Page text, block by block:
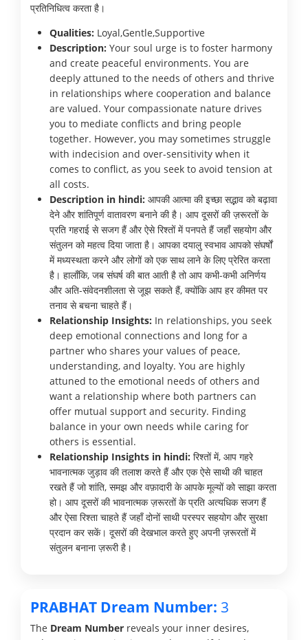
प्रतिनिधित्व करता है।
Qualities: Loyal,Gentle,Supportive
Description: Your soul urge is to foster harmony
and create peaceful environments. You are
deeply attuned to the needs of others and thrive
in relationships where cooperation and balance
are valued. Your compassionate nature drives
you to mediate conflicts and bring people
together. However, you may sometimes struggle
with indecision and over-sensitivity when it
comes to conflict, as you seek to avoid tension at
all costs.
Description in hindi: आपकी आत्मा की इच्छा सद्भाव को बढ़ावा
देने और शांतिपूर्ण वातावरण बनाने की है। आप दूसरों की ज़रूरतों के
प्रति गहराई से सजग हैं और ऐसे रिश्तों में पनपते हैं जहाँ सहयोग और
संतुलन को महत्व दिया जाता है। आपका दयालु स्वभाव आपको संघर्षों
में मध्यस्थता करने और लोगों को एक साथ लाने के लिए प्रेरित करता
है। हालाँकि, जब संघर्ष की बात आती है तो आप कभी-कभी अनिर्णय
और अति-संवेदनशीलता से जूझ सकते हैं, क्योंकि आप हर कीमत पर
तनाव से बचना चाहते हैं।
Relationship Insights: In relationships, you seek
deep emotional connections and long for a
partner who shares your values of peace,
understanding, and loyalty. You are highly
attuned to the emotional needs of others and
want a relationship where both partners can
offer mutual support and security. Finding
balance in your own needs while caring for
others is essential.
Relationship Insights in hindi: रिश्तों में, आप गहरे
भावनात्मक जुड़ाव की तलाश करते हैं और एक ऐसे साथी की चाहत
रखते हैं जो शांति, समझ और वफ़ादारी के आपके मूल्यों को साझा करता
हो। आप दूसरों की भावनात्मक ज़रूरतों के प्रति अत्यधिक सजग हैं
और ऐसा रिश्ता चाहते हैं जहाँ दोनों साथी परस्पर सहयोग और सुरक्षा
प्रदान कर सकें। दूसरों की देखभाल करते हुए अपनी ज़रूरतों में
संतुलन बनाना ज़रूरी है।
PRABHAT Dream Number: 3
The Dream Number reveals your inner desires,